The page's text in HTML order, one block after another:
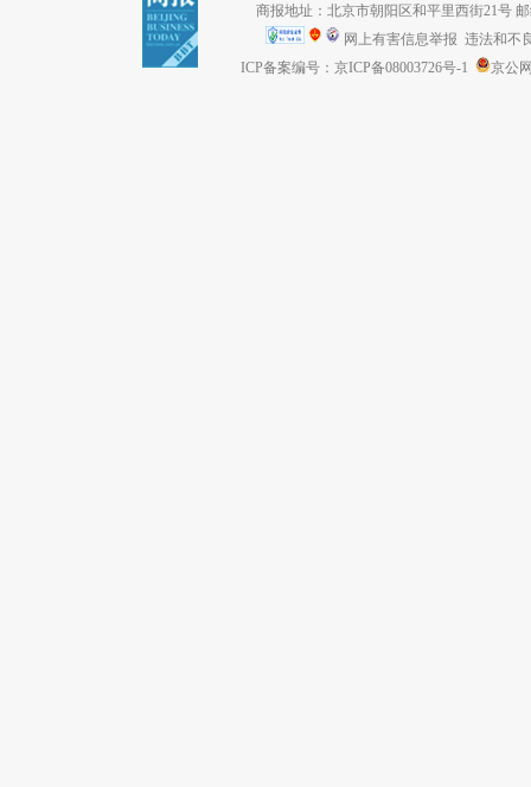
商报地址：北京市朝阳区和平里西街21号
网上有害信息举报 违法和不
ICP备案编号：京ICP备08003726号-1
京公